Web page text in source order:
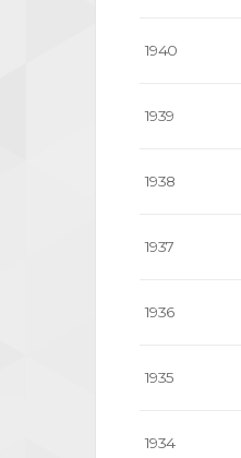
1940
1939
1938
1937
1936
1935
1934